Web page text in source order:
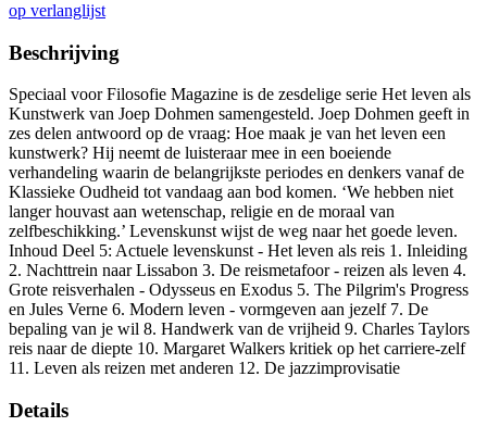
op verlanglijst
Beschrijving
Speciaal voor Filosofie Magazine is de zesdelige serie Het leven als
Kunstwerk van Joep Dohmen samengesteld. Joep Dohmen geeft in
zes delen antwoord op de vraag: Hoe maak je van het leven een
kunstwerk? Hij neemt de luisteraar mee in een boeiende
verhandeling waarin de belangrijkste periodes en denkers vanaf de
Klassieke Oudheid tot vandaag aan bod komen. ‘We hebben niet
langer houvast aan wetenschap, religie en de moraal van
zelfbeschikking.’ Levenskunst wijst de weg naar het goede leven.
Inhoud Deel 5: Actuele levenskunst - Het leven als reis 1. Inleiding
2. Nachttrein naar Lissabon 3. De reismetafoor - reizen als leven 4.
Grote reisverhalen - Odysseus en Exodus 5. The Pilgrim's Progress
en Jules Verne 6. Modern leven - vormgeven aan jezelf 7. De
bepaling van je wil 8. Handwerk van de vrijheid 9. Charles Taylors
reis naar de diepte 10. Margaret Walkers kritiek op het carriere-zelf
11. Leven als reizen met anderen 12. De jazzimprovisatie
Details